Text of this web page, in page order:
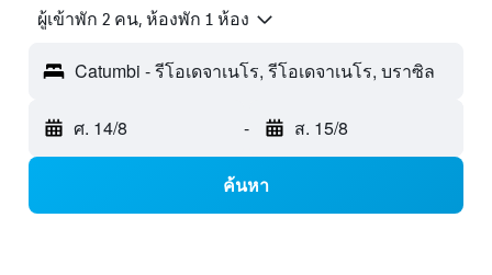
ผู้เข้าพัก 2 คน, ห้องพัก 1 ห้อง
Catumbi - รีโอเดจาเนโร, รีโอเดจาเนโร, บราซิล
ศ. 14/8 - ส. 15/8
ค้นหา